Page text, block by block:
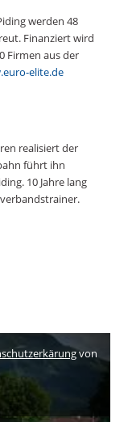
werden 48
Finanziert wird
Firmen aus der
elite.de
realisiert der
führt ihn
10 Jahre lang
von